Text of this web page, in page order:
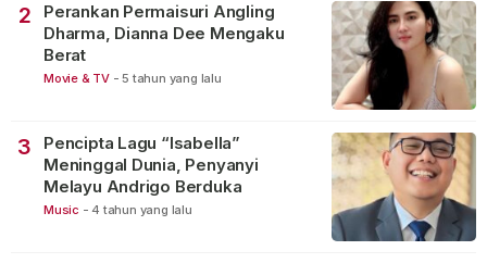
2
Perankan Permaisuri Angling
Dharma, Dianna Dee Mengaku
Berat
Movie & TV - 5 tahun yang lalu
3
Pencipta Lagu “Isabella”
Meninggal Dunia, Penyanyi
Melayu Andrigo Berduka
Music - 4 tahun yang lalu